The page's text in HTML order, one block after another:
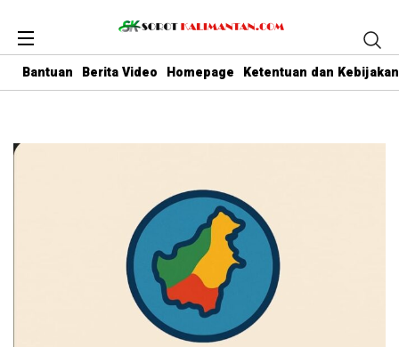
Bantuan Berita Video Homepage Ketentuan dan